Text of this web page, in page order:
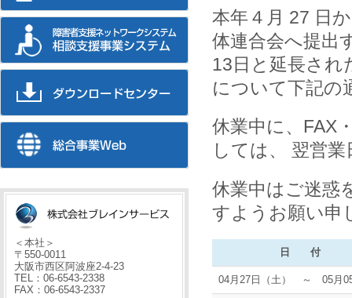
本年４月 27 日
体連合会へ提出
13日と延長され
について下記の
休業中に、FAX
しては、 翌営
休業中はご迷惑
すようお願い申
日 付
04月27日（土） ～ 05月
＜本社＞
〒550-0011
大阪市西区阿波座2-4-23
TEL：06-6543-2338
FAX：06-6543-2337